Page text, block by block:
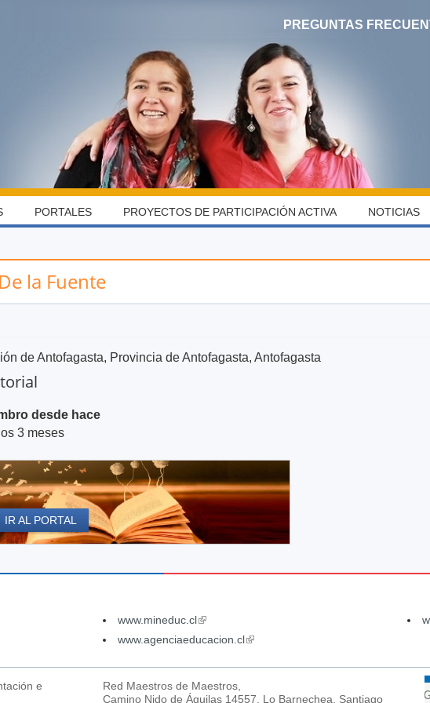
PREGUNTAS
la Fuente
de Antofagasta, Provincia de Antofagasta, Antofagasta
desde hace
3 meses
IR AL PORTAL
PORTALES PROYECTOS DE PARTICIPACIÓN ACTIVA NOTICIAS
www.mineduc.cl(link
is
www.agenciaeducacion.cl(link
external)
e
Red Maestros de Maestros,
Camino Nido de Águilas 14557, Lo Barnechea, Santiago